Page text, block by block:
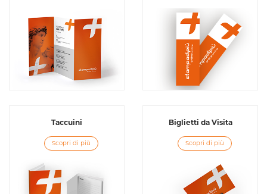
Taccuini
Scopri di più
Biglietti da Visita
Scopri di più